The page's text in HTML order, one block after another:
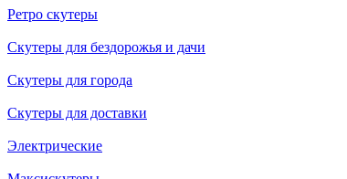
Ретро скутеры
Скутеры для бездорожья и дачи
Скутеры для города
Скутеры для доставки
Электрические